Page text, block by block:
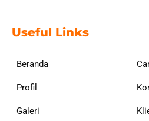
Useful Links
Beranda
Profil
Galeri